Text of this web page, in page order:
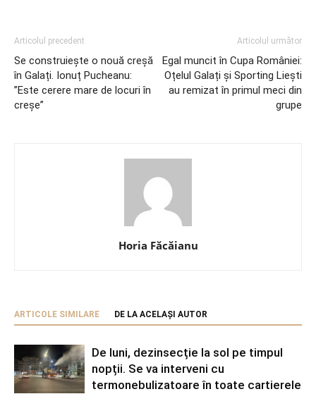
Articolul precedent
Se construiește o nouă creșă
în Galați. Ionuț Pucheanu:
”Este cerere mare de locuri în
creșe”
Articolul următor
Egal muncit în Cupa României:
Oțelul Galați și Sporting Liești
au remizat în primul meci din
grupe
Horia Făcăianu
ARTICOLE SIMILARE DE LA ACELAȘI AUTOR
De luni, dezinsecție la sol pe timpul
nopții. Se va interveni cu
termonebulizatoare în toate cartierele